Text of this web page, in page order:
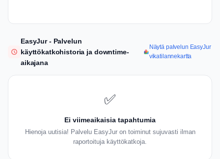
EasyJur - Palvelun
käyttökatkohistoria ja downtime-
aikajana
Näytä palvelun EasyJur
vikatilannekartta
✅
Ei viimeaikaisia tapahtumia
Hienoja uutisia! Palvelu EasyJur on toiminut sujuvasti ilman
raportoituja käyttökatkoja.